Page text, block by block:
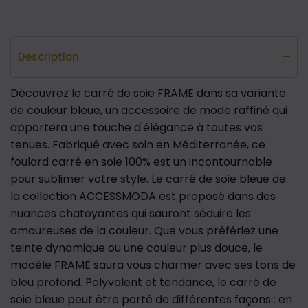
Description
Découvrez le carré de soie FRAME dans sa variante
de couleur bleue, un accessoire de mode raffiné qui
apportera une touche d'élégance à toutes vos
tenues. Fabriqué avec soin en Méditerranée, ce
foulard carré en soie 100% est un incontournable
pour sublimer votre style. Le carré de soie bleue de
la collection ACCESSMODA est proposé dans des
nuances chatoyantes qui sauront séduire les
amoureuses de la couleur. Que vous préfériez une
teinte dynamique ou une couleur plus douce, le
modèle FRAME saura vous charmer avec ses tons de
bleu profond. Polyvalent et tendance, le carré de
soie bleue peut être porté de différentes façons : en